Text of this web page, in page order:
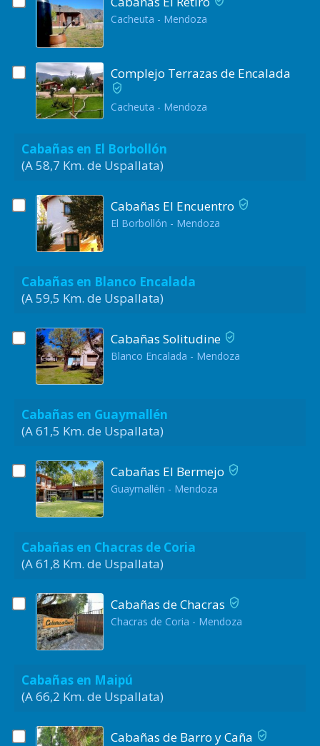
Cacheuta - Mendoza
Complejo Terrazas de Encalada
Cacheuta - Mendoza
Cabañas en El Borbollón
(A 58,7 Km. de Uspallata)
Cabañas El Encuentro
El Borbollón - Mendoza
Cabañas en Blanco Encalada
(A 59,5 Km. de Uspallata)
Cabañas Solitudine
Blanco Encalada - Mendoza
Cabañas en Guaymallén
(A 61,5 Km. de Uspallata)
Cabañas El Bermejo
Guaymallén - Mendoza
Cabañas en Chacras de Coria
(A 61,8 Km. de Uspallata)
Cabañas de Chacras
Chacras de Coria - Mendoza
Cabañas en Maipú
(A 66,2 Km. de Uspallata)
Cabañas de Barro y Caña